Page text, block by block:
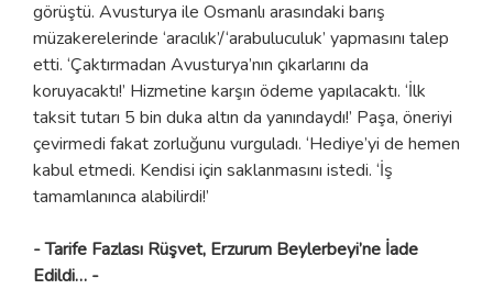
görüştü. Avusturya ile Osmanlı arasındaki barış
müzakerelerinde ‘aracılık’/‘arabuluculuk’ yapmasını talep
etti. ‘Çaktırmadan Avusturya’nın çıkarlarını da
koruyacaktı!’ Hizmetine karşın ödeme yapılacaktı. ‘İlk
taksit tutarı 5 bin duka altın da yanındaydı!’ Paşa, öneriyi
çevirmedi fakat zorluğunu vurguladı. ‘Hediye’yi de hemen
kabul etmedi. Kendisi için saklanmasını istedi. ‘İş
tamamlanınca alabilirdi!’
- Tarife Fazlası Rüşvet, Erzurum Beylerbeyi’ne İade
Edildi… -